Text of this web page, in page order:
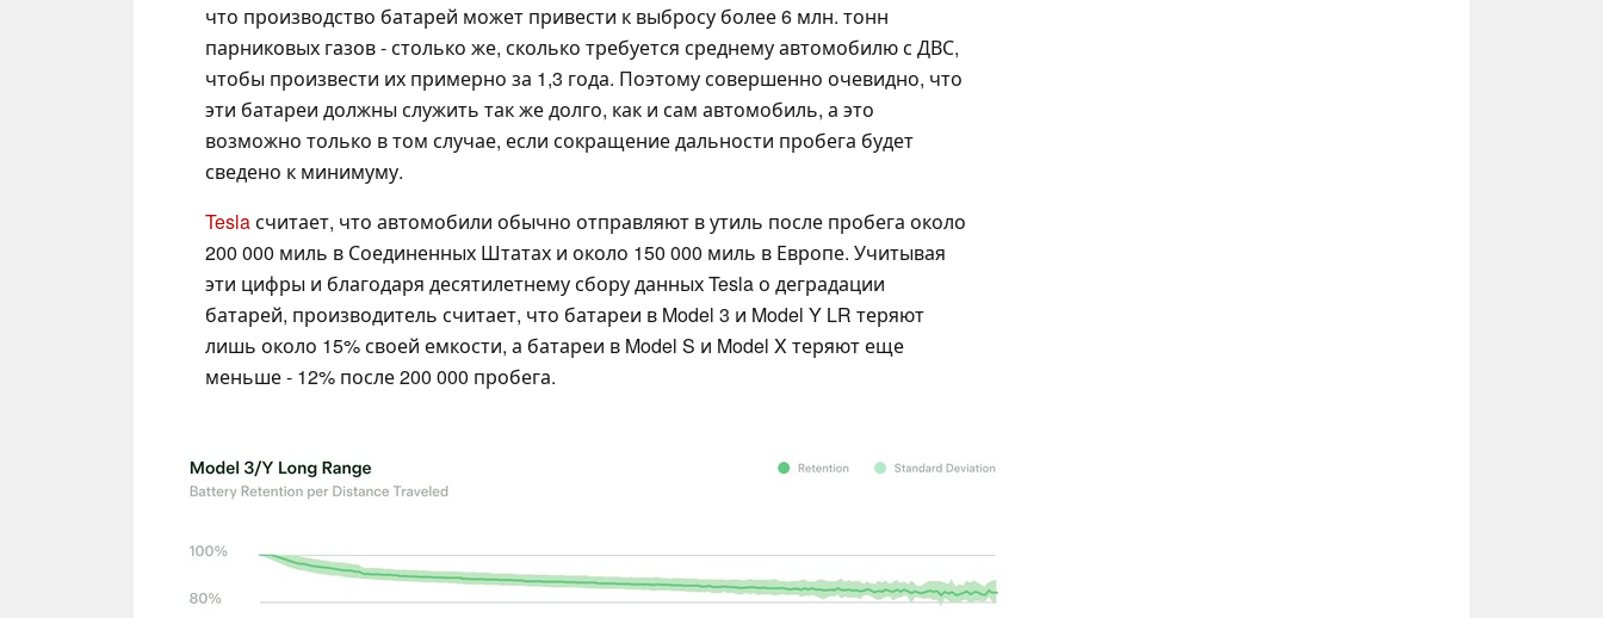
что производство батарей может привести к выбросу более 6 млн. тонн
парниковых газов - столько же, сколько требуется среднему автомобилю с ДВС,
чтобы произвести их примерно за 1,3 года. Поэтому совершенно очевидно, что
эти батареи должны служить так же долго, как и сам автомобиль, а это
возможно только в том случае, если сокращение дальности пробега будет
сведено к минимуму.
Teslaсчитает, что автомобили обычно отправляют в утиль после пробега около
200 000 миль в Соединенных Штатах и около 150 000 миль в Европе. Учитывая
эти цифры и благодаря десятилетнему сбору данных Tesla о деградации
батарей, производитель считает, что батареи в Model 3 и Model Y LR теряют
лишь около 15% своей емкости, а батареи в Model S и Model X теряют еще
меньше - 12% после 200 000 пробега.